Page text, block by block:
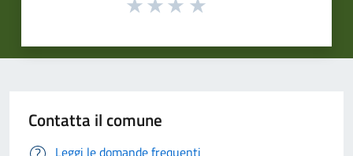
Contatta il comune